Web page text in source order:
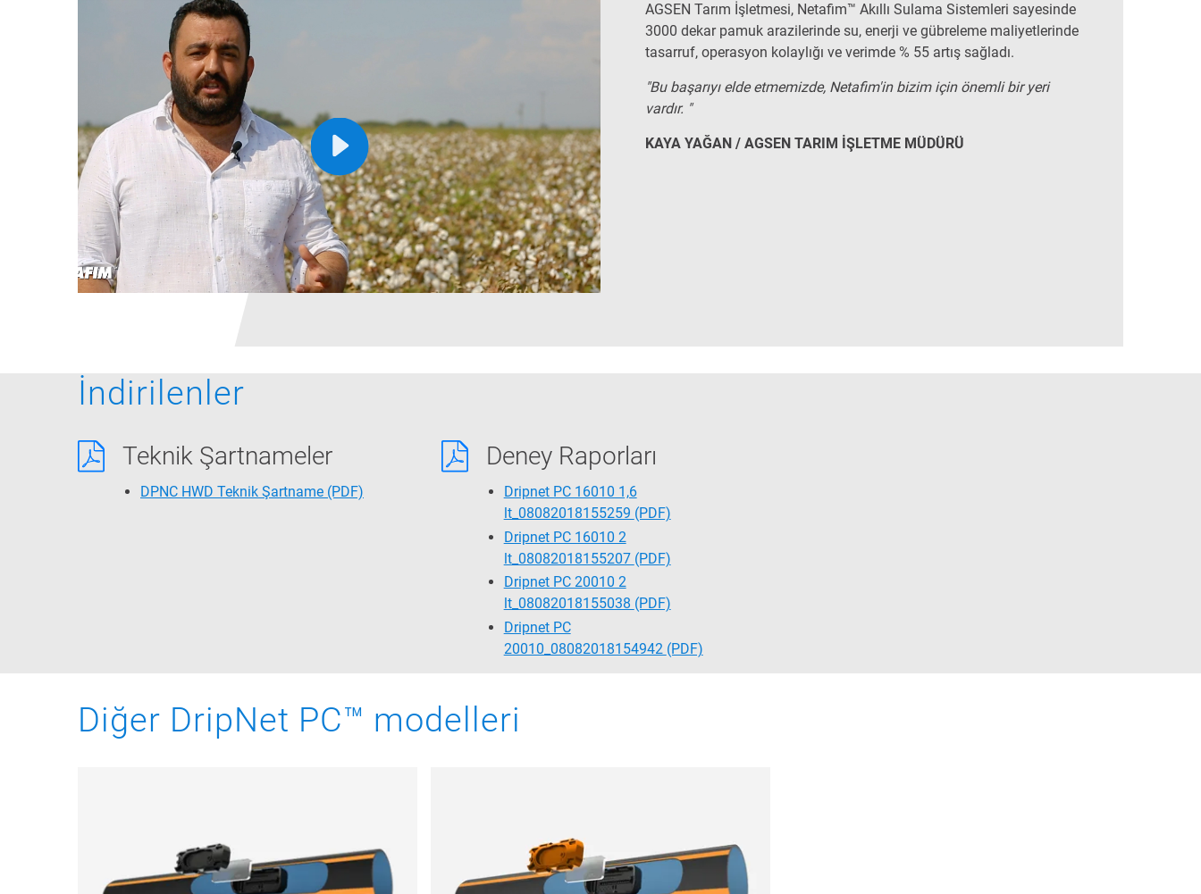
AGSEN Tarım İşletmesi, Netafim™ Akıllı Sulama Sistemleri sayesinde
3000 dekar pamuk arazilerinde su, enerji ve gübreleme maliyetlerinde
tasarruf, operasyon kolaylığı ve verimde % 55 artış sağladı.
"Bu başarıyı elde etmemizde, Netafim'in bizim için önemli bir yeri
vardır. "
KAYA YAĞAN / AGSEN TARIM İŞLETME MÜDÜRÜ
İndirilenler
Teknik Şartnameler
DPNC HWD Teknik Şartname (PDF)
Deney Raporları
Dripnet PC 16010 1,6
lt_08082018155259 (PDF)
Dripnet PC 16010 2
lt_08082018155207 (PDF)
Dripnet PC 20010 2
lt_08082018155038 (PDF)
Dripnet PC
20010_08082018154942 (PDF)
Diğer DripNet PC™ modelleri